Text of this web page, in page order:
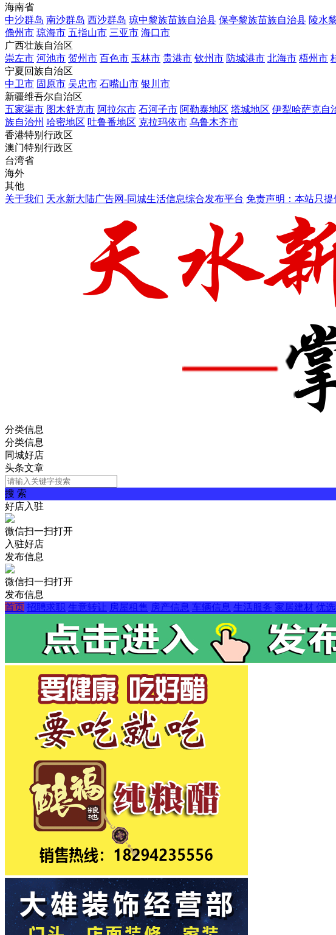
海南省
中沙群岛 南沙群岛 西沙群岛 琼中黎族苗族自治县 保亭黎族苗族自治县 陵水
儋州市 琼海市 五指山市 三亚市 海口市
广西壮族自治区
崇左市 河池市 贺州市 百色市 玉林市 贵港市 钦州市 防城港市 北海市 梧州市
宁夏回族自治区
中卫市 固原市 吴忠市 石嘴山市 银川市
新疆维吾尔自治区
五家渠市 图木舒克市 阿拉尔市 石河子市 阿勒泰地区 塔城地区 伊犁哈萨克自
族自治州 哈密地区 吐鲁番地区 克拉玛依市 乌鲁木齐市
香港特别行政区
澳门特别行政区
台湾省
海外
其他
关于我们 天水新大陆广告网-同城生活信息综合发布平台 免责声明：本站只
分类信息
分类信息
同城好店
头条文章
搜 索
好店入驻
微信扫一扫打开
入驻好店
发布信息
微信扫一扫打开
发布信息
首页 招聘求职 生意转让 房屋租售 房产信息 车辆信息 生活服务 家居建材 优